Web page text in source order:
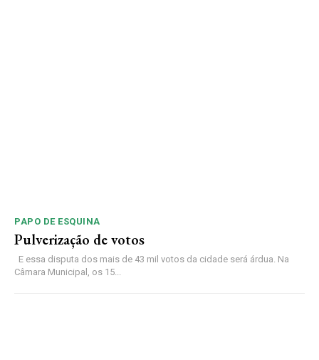
PAPO DE ESQUINA
Pulverização de votos
E essa disputa dos mais de 43 mil votos da cidade será árdua. Na
Câmara Municipal, os 15...